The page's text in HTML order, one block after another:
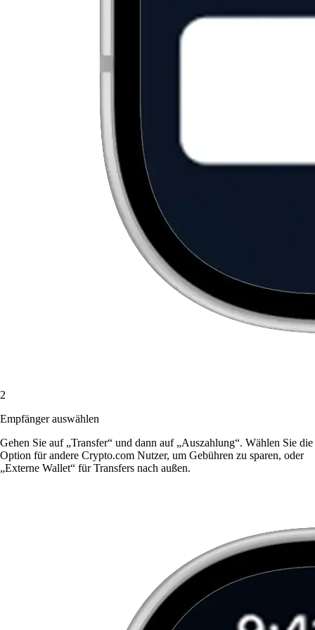
2
Empfänger auswählen
Gehen Sie auf „Transfer“ und dann auf „Auszahlung“. Wählen Sie die
Option für andere Crypto.com Nutzer, um Gebühren zu sparen, oder
„Externe Wallet“ für Transfers nach außen.